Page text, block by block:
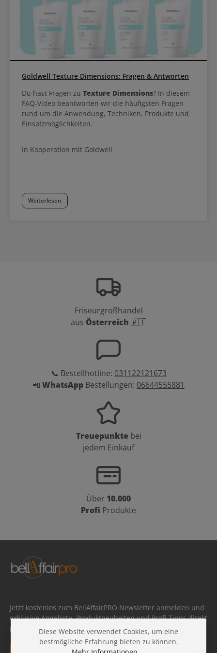
Goldwell Texture Dimensions: Fragen & Antworten
Du hast Fragen zu Texture Dimensions? In diesem
FAQ-Video beantworten wir die häufigsten Fragen
rund um die Anwendung, Techniken, Produkte und
Einsatzmöglichkeiten.
In Kooperation mit Goldwell
Weiterlesen
Friseurgroßhandel
aus Österreich 🇦🇹
📞 Bestellhotline: 031122121673
📲 WhatsApp Bestellungen: 06644555881
Treuepunkte bei
jedem Einkauf
Über 10.000
Profi Produkte
Jetzt kostenlos zum BellAffairPRO Newsletter anmelden und
exklusive Angebote, Produktneuheiten und Profi-Tipps direkt
per E-Mail erhalten.
E-Mail-Adresse*
Diese Website verwendet Cookies, um eine
bestmögliche Erfahrung bieten zu können.